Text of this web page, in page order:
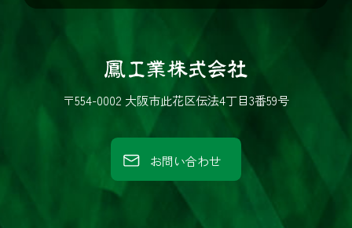
鳳
工
株
会
〒554-0002 大阪市此花区伝法4丁目3番59号
お問い合わせ